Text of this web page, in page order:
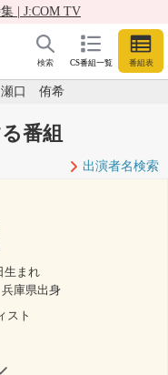
| J:COM TV
CS番組一覧 番組表
検索
瀬口 侑希
番組
出演者名検索
生まれ
兵庫県出身
スト